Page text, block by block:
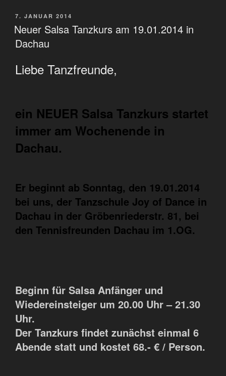
VERÖFFENTLICHT
AM
7. JANUAR 2014
Neuer Salsa Tanzkurs am 19.01.2014 in
Dachau
Liebe Tanzfreunde,
ein NEUER Salsa Tanzkurs startet
immer am Wochenende in
Dachau.
Er beginnt ab Sonntag, den 19.01.2014
bei uns, der Tanzschule Joy of Dance in
Dachau in der Gröbenriederstr. 81, bei
den Tennisfreunden Dachau im 1.OG.
Beginn für Salsa Anfänger und
Wiedereinsteiger um 20.00 Uhr – 21.30
Uhr.
Der Tanzkurs findet zunächst einmal 6
Abende statt und kostet 68.- € / Person.